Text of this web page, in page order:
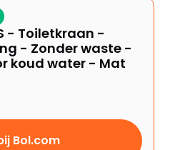
- Toiletkraan -
- Zonder waste -
koud water - Mat
Bol.com